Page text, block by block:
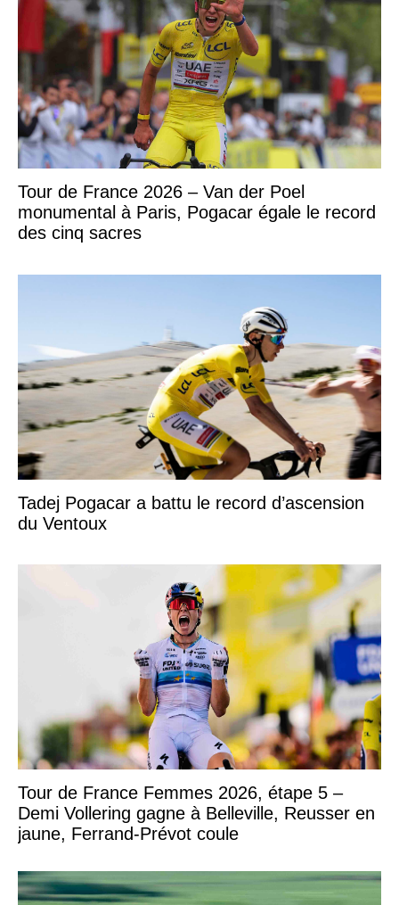
Tour de France 2026 – Van der Poel
monumental à Paris, Pogacar égale le record
des cinq sacres
Tadej Pogacar a battu le record d’ascension
du Ventoux
Tour de France Femmes 2026, étape 5 –
Demi Vollering gagne à Belleville, Reusser en
jaune, Ferrand-Prévot coule